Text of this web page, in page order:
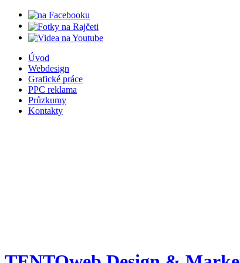
Úvod
Webdesign
Grafické práce
PPC reklama
Průzkumy
Kontakty